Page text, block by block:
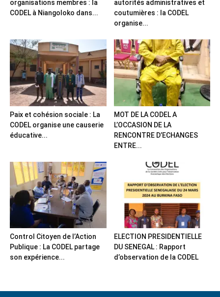
organisations membres : la
CODEL à Niangoloko dans...
autorités administratives et
coutumières : la CODEL
organise...
Paix et cohésion sociale : La
CODEL organise une causerie
éducative...
MOT DE LA CODEL A
L’OCCASION DE LA
RENCONTRE D’ECHANGES
ENTRE...
Control Citoyen de l’Action
Publique : La CODEL partage
son expérience...
ELECTION PRESIDENTIELLE
DU SENEGAL : Rapport
d’observation de la CODEL